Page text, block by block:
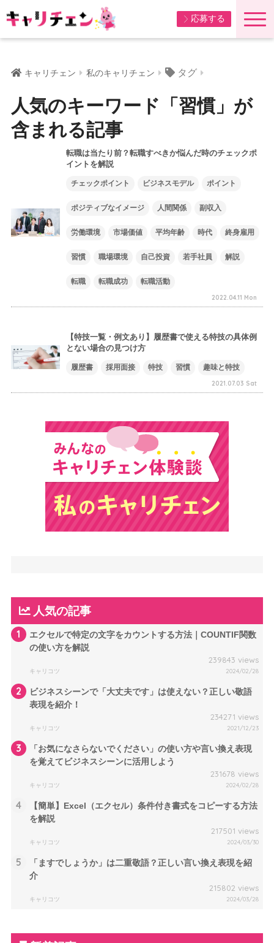
応募する
キャリチェン 私のキャリチェン タグ
人気のキーワード「習慣」が
含まれる記事
転職は当たり前？転職すべきか悩んだ時のチェックポ
イントを解説
チェックポイント ビジネスモデル ポイント
ポジティブなイメージ 人間関係 副収入
労働環境 市場価値 平均年齢 時代 終身雇用
習慣 職場環境 自己投資 若手社員 解説
転職 転職成功 転職活動
2022.04.11 Mon
【特技一覧・例文あり】履歴書で使える特技の具体例
とない場合の見つけ方
履歴書 採用面接 特技 習慣 趣味と特技
2021.07.03 Sat
人気の記事
1
エクセルで特定の文字をカウントする方法｜COUNTIF関数
の使い方を解説
239843 views
キャリコツ 2024/02/28
2
ビジネスシーンで「大丈夫です」は使えない？正しい敬語
表現を紹介！
234271 views
キャリコツ 2021/12/23
3
「お気になさらないでください」の使い方や言い換え表現
を覚えてビジネスシーンに活用しよう
231678 views
キャリコツ 2024/02/28
4
【簡単】Excel（エクセル）条件付き書式をコピーする方法
を解説
217501 views
キャリコツ 2024/03/30
5
「ますでしょうか」は二重敬語？正しい言い換え表現を紹
介
215802 views
キャリコツ 2024/03/28